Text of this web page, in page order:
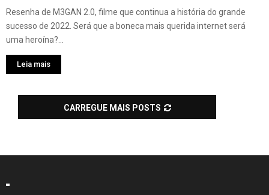
Resenha de M3GAN 2.0, filme que continua a história do grande
sucesso de 2022. Será que a boneca mais querida internet será
uma heroína?...
Leia mais
CARREGUE MAIS POSTS